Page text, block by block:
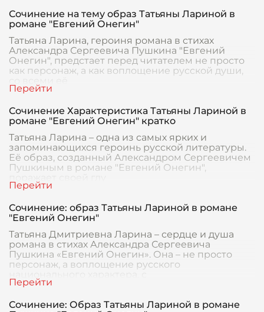
Сочинение на тему образ Татьяны Лариной в
романе "Евгений Онегин"
Татьяна Ларина, героиня романа в стихах
Александра Сергеевича Пушкина "Евгений
Онегин", предстает перед читателем не просто
как персонаж, а как воплощение русской души,
Сочинение Характеристика Татьяны Лариной в
романе "Евгений Онегин" кратко
Татьяна Ларина – одна из самых ярких и
запоминающихся героинь русской литературы.
Её образ, созданный Александром Сергеевичем
Пушкиным в романе "Евгений Онегин",
Сочинение: образ Татьяны Лариной в романе
"Евгений Онегин"
Татьяна Дмитриевна Ларина – сердце и душа
романа в стихах Александра Сергеевича
Пушкина «Евгений Онегин». Она – не просто
персонаж, а воплощение русского
Сочинение: Образ Татьяны Лариной в романе